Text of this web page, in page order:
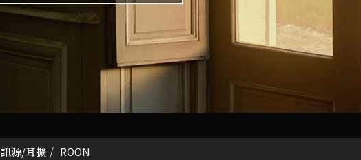
訊源/耳擴 ROON